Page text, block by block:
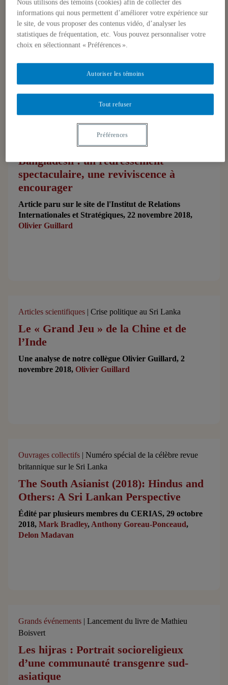
Caring for Glaciers Land, Animals,
and Humanity in the Himalayas
Un ouvrage de notre collègue Karine Gagné, 22
novembre 2018
| Une analyse d'Olivier Guillard du
Bangladesh : un redressement
spectaculaire, une reviviscence à
encourager
Article paru sur le site de l'Institut de Relations
Internationales et Stratégiques, 22 novembre 2018,
Olivier Guillard
Articles scientifiques | Crise politique au Sri Lanka
Le « Grand Jeu » de la Chine et de
l’Inde
Une analyse de notre collègue Olivier Guillard, 2
novembre 2018,Olivier Guillard
Ouvrages collectifs | Numéro spécial de la célèbre revue
britannique sur le Sri Lanka
The South Asianist (2018): Hindus and
Others: A Sri Lankan Perspective
Édité par plusieurs membres du CERIAS, 29 octobre
2018,Mark Bradley, Anthony Goreau-Ponceaud,
Delon Madavan
Grands événements | Lancement du livre de Mathieu
Boisvert
Les hijras : Portrait socioreligieux
d’une communauté transgenre sud-
asiatique
Nous utilisons des témoins (cookies) afin de collecter des
informations qui nous permettent d’améliorer votre expérience sur
le site, de vous proposer des contenus vidéo, d’analyser les
statistiques de fréquentation, etc. Vous pouvez personnaliser votre
choix en sélectionnant « Préférences ».
Tout refuser
Autoriser les témoins
Préférences